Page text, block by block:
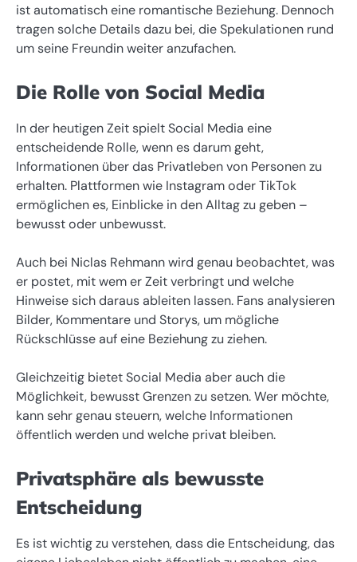
ist automatisch eine romantische Beziehung. Dennoch
tragen solche Details dazu bei, die Spekulationen rund
um seine Freundin weiter anzufachen.
Die Rolle von Social Media
In der heutigen Zeit spielt Social Media eine
entscheidende Rolle, wenn es darum geht,
Informationen über das Privatleben von Personen zu
erhalten. Plattformen wie Instagram oder TikTok
ermöglichen es, Einblicke in den Alltag zu geben –
bewusst oder unbewusst.
Auch bei Niclas Rehmann wird genau beobachtet, was
er postet, mit wem er Zeit verbringt und welche
Hinweise sich daraus ableiten lassen. Fans analysieren
Bilder, Kommentare und Storys, um mögliche
Rückschlüsse auf eine Beziehung zu ziehen.
Gleichzeitig bietet Social Media aber auch die
Möglichkeit, bewusst Grenzen zu setzen. Wer möchte,
kann sehr genau steuern, welche Informationen
öffentlich werden und welche privat bleiben.
Privatsphäre als bewusste
Entscheidung
Es ist wichtig zu verstehen, dass die Entscheidung, das